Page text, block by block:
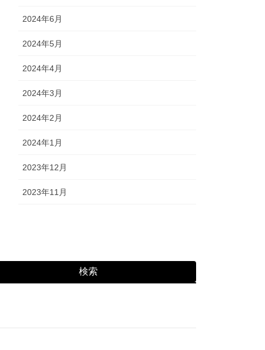
2024年6月
2024年5月
2024年4月
2024年3月
2024年2月
2024年1月
2023年12月
2023年11月
検索